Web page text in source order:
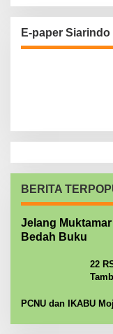
E-paper Siarindo
BERITA
Jelang
Bedah Buku
22
PCNU dan IKABU